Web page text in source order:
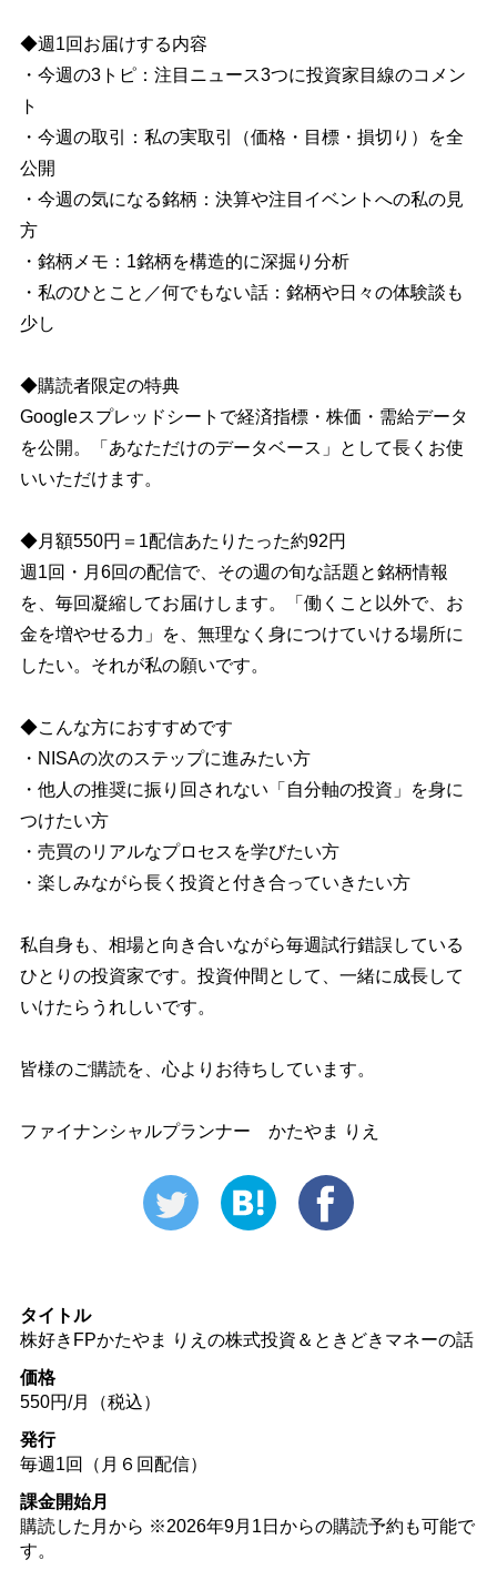
◆週1回お届けする内容
・今週の3トピ：注目ニュース3つに投資家目線のコメン
ト
・今週の取引：私の実取引（価格・目標・損切り）を全
公開
・今週の気になる銘柄：決算や注目イベントへの私の見
方
・銘柄メモ：1銘柄を構造的に深掘り分析
・私のひとこと／何でもない話：銘柄や日々の体験談も
少し
◆購読者限定の特典
Googleスプレッドシートで経済指標・株価・需給データ
を公開。「あなただけのデータベース」として長くお使
いいただけます。
◆月額550円＝1配信あたりたった約92円
週1回・月6回の配信で、その週の旬な話題と銘柄情報
を、毎回凝縮してお届けします。「働くこと以外で、お
金を増やせる力」を、無理なく身につけていける場所に
したい。それが私の願いです。
◆こんな方におすすめです
・NISAの次のステップに進みたい方
・他人の推奨に振り回されない「自分軸の投資」を身に
つけたい方
・売買のリアルなプロセスを学びたい方
・楽しみながら長く投資と付き合っていきたい方
私自身も、相場と向き合いながら毎週試行錯誤している
ひとりの投資家です。投資仲間として、一緒に成長して
いけたらうれしいです。
皆様のご購読を、心よりお待ちしています。
ファイナンシャルプランナー かたやま りえ
タイトル
株好きFPかたやま りえの株式投資＆ときどきマネーの話
価格
550円/月（税込）
発行
毎週1回（月６回配信）
課金開始月
購読した月から ※2026年9月1日からの購読予約も可能で
す。